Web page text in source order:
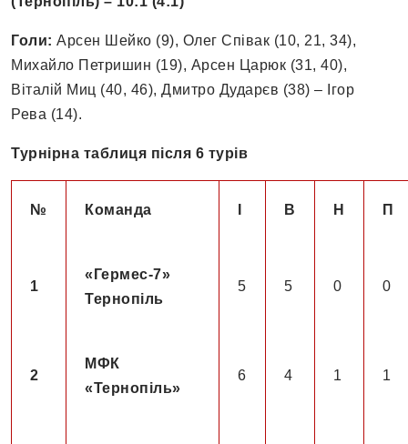
Голи: Арсен Шейко (9), Олег Співак (10, 21, 34),
Михайло Петришин (19), Арсен Царюк (31, 40),
Віталій Миц (40, 46), Дмитро Дударєв (38) – Ігор
Рева (14).
Турнірна таблиця після 6 турів
№ Команда В Н П
1
« Гермес-7»
Тернопіль
5 5 0 0
2
МФК
«Тернопіль»
6 4 1 1